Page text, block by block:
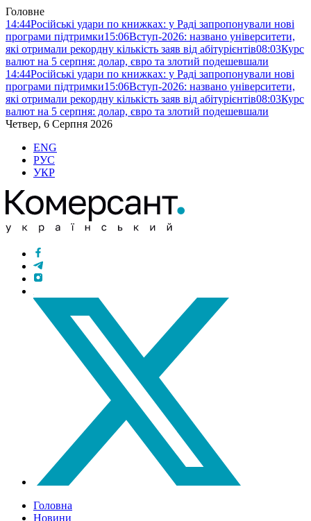
Головне
14:44Російські удари по книжках: у Раді запропонували нові
програми підтримки15:06Вступ-2026: названо університети,
які отримали рекордну кількість заяв від абітурієнтів08:03Курс
валют на 5 серпня: долар, євро та злотий подешевшали
14:44Російські удари по книжках: у Раді запропонували нові
програми підтримки15:06Вступ-2026: названо університети,
які отримали рекордну кількість заяв від абітурієнтів08:03Курс
валют на 5 серпня: долар, євро та злотий подешевшали
Четвер, 6 Серпня 2026
ENG
РУС
УКР
Головна
Новини